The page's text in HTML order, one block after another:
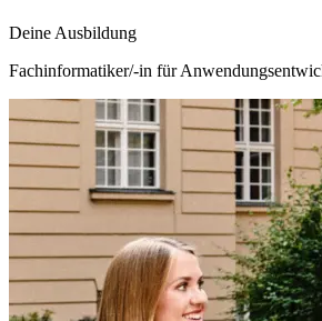
Deine Ausbildung
Fachinformatiker/-in für